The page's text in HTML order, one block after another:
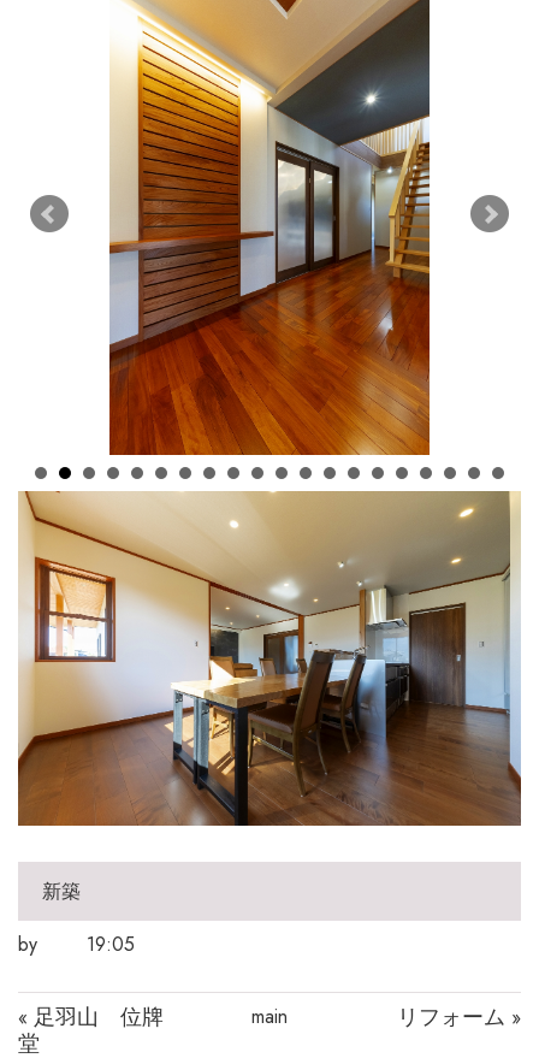
新築
by
19:05
« 足羽山 位牌
堂
main リフォーム »